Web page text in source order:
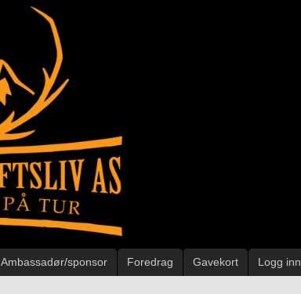
Ambassadør/sponsor Foredrag Gavekort Logg inn